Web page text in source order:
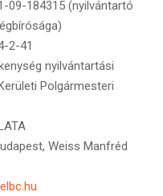
09-184315 (nyilvántartó
2-41
nyilvántartási
Polgármesteri
Weiss Manfréd